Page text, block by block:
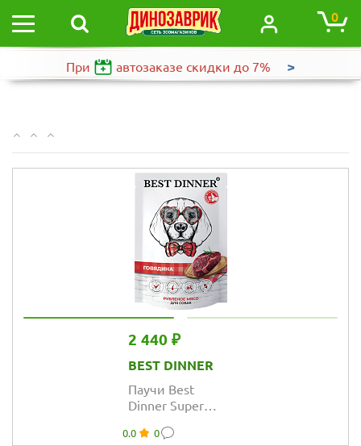
0
При автозаказе скидки до 7% >
2 440 ₽
BEST DINNER
Паучи Best
Dinner Super
взрослых собак
0.0 0